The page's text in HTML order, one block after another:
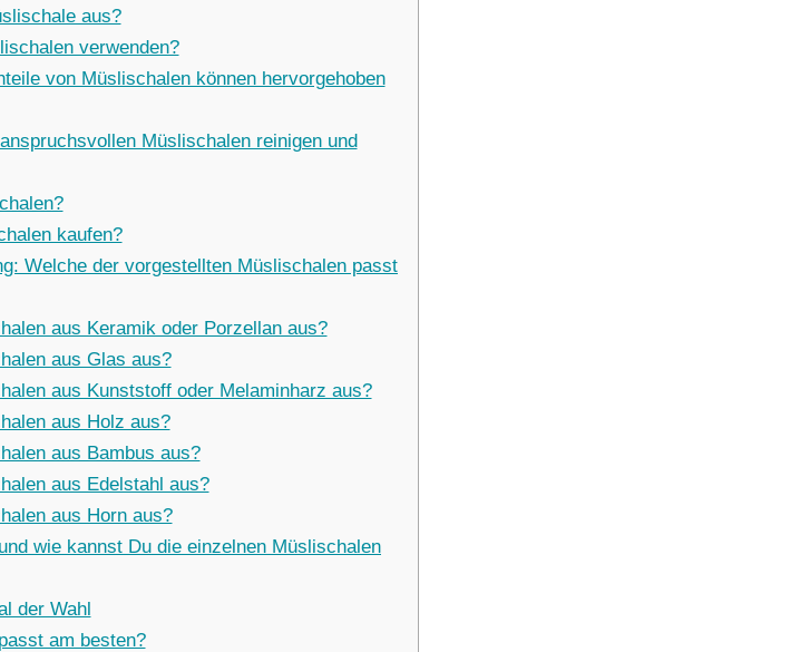
aus?
verwenden?
von Müslischalen können hervorgehoben
Müslischalen reinigen und
kaufen?
Welche der vorgestellten Müslischalen passt
aus Keramik oder Porzellan aus?
aus Glas aus?
aus Kunststoff oder Melaminharz aus?
aus Holz aus?
aus Bambus aus?
aus Edelstahl aus?
aus Horn aus?
wie kannst Du die einzelnen Müslischalen
der Wahl
am besten?